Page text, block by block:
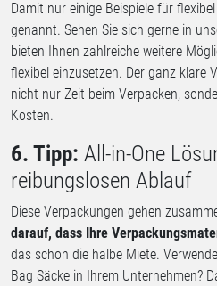
Damit nur einige Beispiele für
genannt. Sehen Sie sich gerne in
bieten Ihnen zahlreiche weitere
flexibel einzusetzen. Der ganz klare
nicht nur Zeit beim Verpacken,
Kosten.
6. Tipp: All-in-One
reibungslosen Ablauf
Diese Verpackungen gehen
darauf, dass Ihre
das schon die halbe Miete.
Bag Säcke in Ihrem Unternehmen?